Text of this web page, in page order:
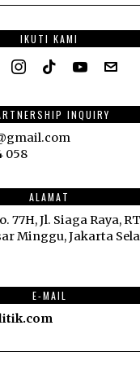
IKUTI KAMI
INQUIRY
058
ALAMAT
Jl. Siaga Raya,
Minggu, Jakarta
E-MAIL